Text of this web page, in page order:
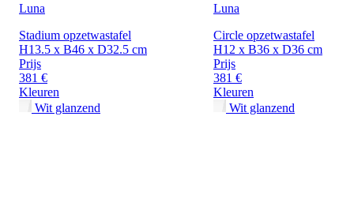
Luna
Stadium opzetwastafel
H13.5 x B46 x D32.5 cm
Prijs
381 €
Kleuren
Wit glanzend
Luna
Circle opzetwastafel
H12 x B36 x D36 cm
Prijs
381 €
Kleuren
Wit glanzend